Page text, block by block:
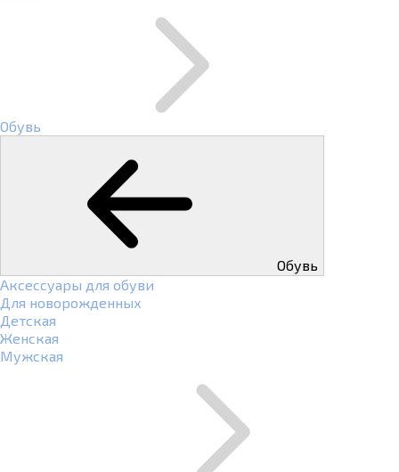
Обувь
Обувь
Аксессуары для обуви
Для новорожденных
Детская
Женская
Мужская